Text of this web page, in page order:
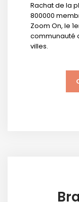
Rachat de la
800000
Zoom On, le
communauté
villes.